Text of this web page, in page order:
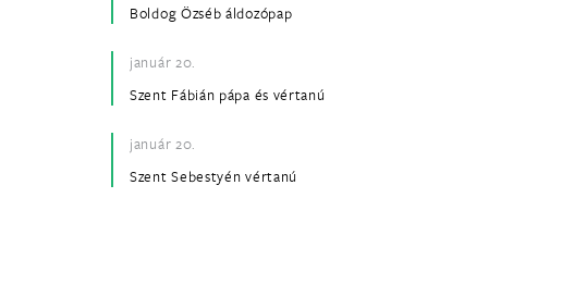
Boldog Özséb áldozópap
január 20.
Szent Fábián pápa és vértanú
január 20.
Szent Sebestyén vértanú